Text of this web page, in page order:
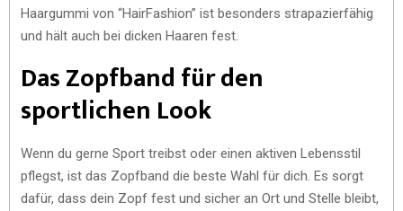
Haargummi von “HairFashion” ist besonders strapazierfähig
und hält auch bei dicken Haaren fest.
Das Zopfband für den
sportlichen Look
Wenn du gerne Sport treibst oder einen aktiven Lebensstil
pflegst, ist das Zopfband die beste Wahl für dich. Es sorgt
dafür, dass dein Zopf fest und sicher an Ort und Stelle bleibt,